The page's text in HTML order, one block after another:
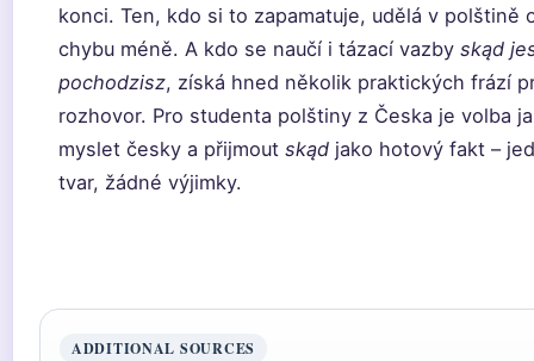
konci. Ten, kdo si to zapamatuje, udělá v polštině
chybu méně. A kdo se naučí i tázací vazby skąd
pochodzisz, získá hned několik praktických frází
rozhovor. Pro studenta polštiny z Česka je volba
myslet česky a přijmout skąd jako hotový fakt –
tvar, žádné výjimky.
ADDITIONAL SOURCES